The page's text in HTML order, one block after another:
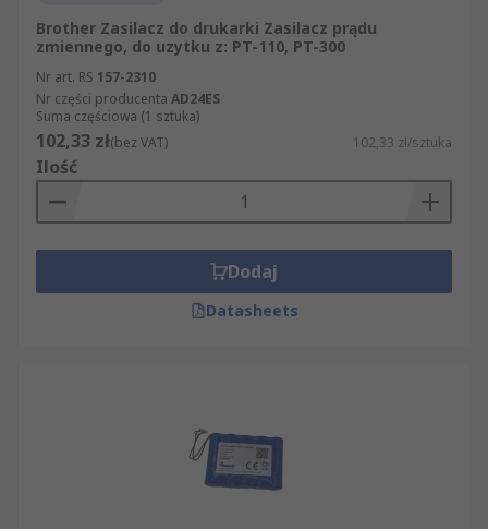
Brother Zasilacz do drukarki Zasilacz prądu
zmiennego, do uzytku z: PT-110, PT-300
Nr art. RS 157-2310
Nr części producenta AD24ES
Suma częściowa (1 sztuka)
102,33 zł(bez VAT) 102,33 zł/sztuka
Ilość
Dodaj
Datasheets